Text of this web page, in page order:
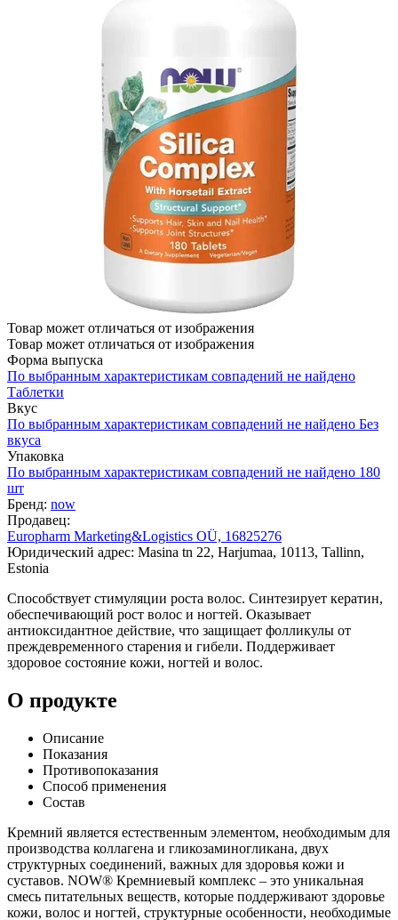
Товар может отличаться от изображения
Товар может отличаться от изображения
Форма выпуска
По выбранным характеристикам совпадений не найдено
Таблетки
Вкус
По выбранным характеристикам совпадений не найдено Без
вкуса
Упаковка
По выбранным характеристикам совпадений не найдено 180
шт
Бренд: now
Продавец:
Europharm Marketing&Logistics OÜ, 16825276
Юридический адрес: Masina tn 22, Harjumaa, 10113, Tallinn,
Estonia
Способствует стимуляции роста волос. Синтезирует кератин,
обеспечивающий рост волос и ногтей. Оказывает
антиоксидантное действие, что защищает фолликулы от
преждевременного старения и гибели. Поддерживает
здоровое состояние кожи, ногтей и волос.
О продукте
Описание
Показания
Противопоказания
Способ применения
Состав
Кремний является естественным элементом, необходимым для
производства коллагена и гликозаминогликана, двух
структурных соединений, важных для здоровья кожи и
суставов. NOW® Кремниевый комплекс – это уникальная
смесь питательных веществ, которые поддерживают здоровье
кожи, волос и ногтей, структурные особенности, необходимые